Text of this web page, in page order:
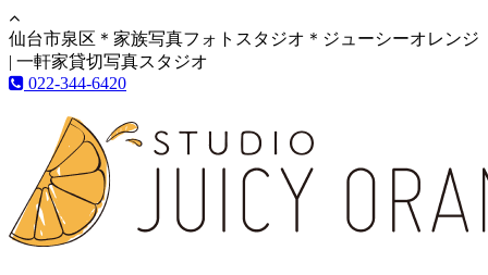
仙台市泉区＊家族写真フォトスタジオ＊ジューシーオレンジ
| 一軒家貸切写真スタジオ
022-344-6420